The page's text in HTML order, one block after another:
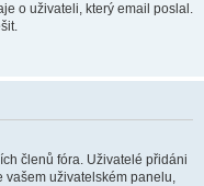
o uživateli, který email poslal.
členů fóra. Uživatelé přidáni
vašem uživatelském panelu,